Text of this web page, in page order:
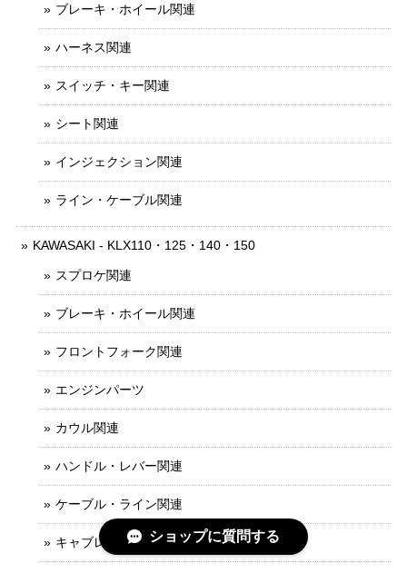
ブレーキ・ホイール関連
ハーネス関連
スイッチ・キー関連
シート関連
インジェクション関連
ライン・ケーブル関連
KAWASAKI - KLX110・125・140・150
スプロケ関連
ブレーキ・ホイール関連
フロントフォーク関連
エンジンパーツ
カウル関連
ハンドル・レバー関連
ケーブル・ライン関連
キャブレター関連ショップに質問する